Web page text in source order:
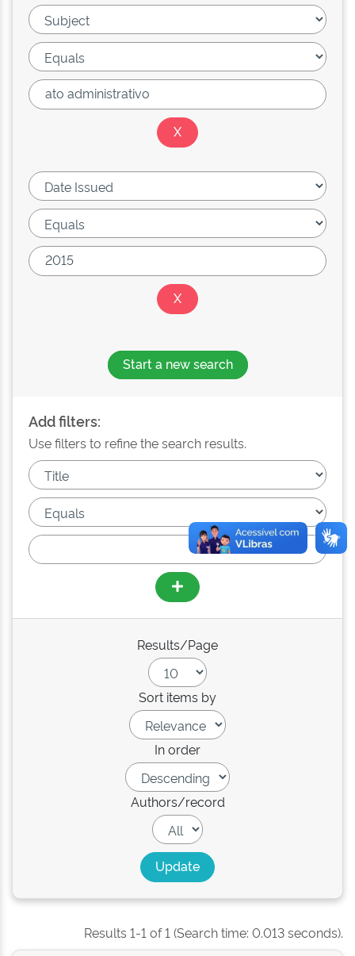
Start a new search
Add filters:
Use filters to refine the search results.
Results/Page
Sort items by
In order
Authors/record
Results 1-1 of 1 (Search time: 0.013 seconds).